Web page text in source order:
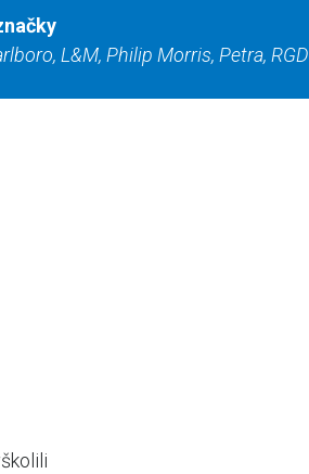
L&M, Philip Morris, Petra, RGD